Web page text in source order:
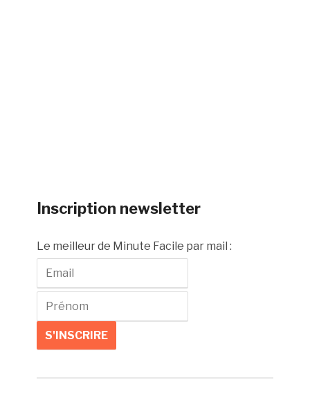
Inscription newsletter
Le meilleur de Minute Facile par mail :